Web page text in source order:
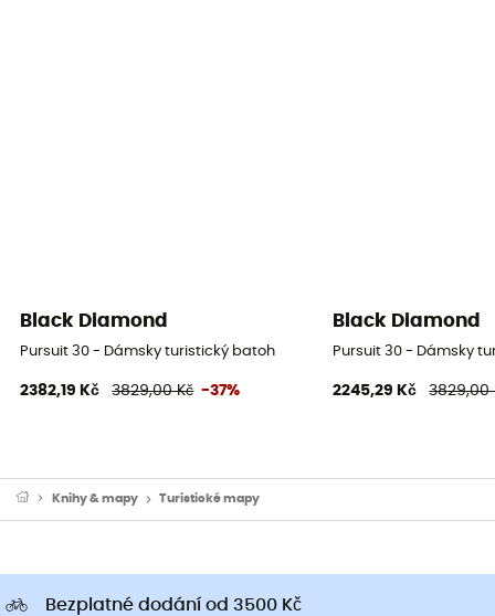
Black Diamond
Pursuit 30 - Dámsky turistický batoh
2382,19 Kč 3829,00 Kč -37%
Black Diamond
Pursuit 30 - Dámsky
2245,29 Kč 3829,00
Knihy & mapy Turistické mapy
Bezplatné dodání od 3500 Kč